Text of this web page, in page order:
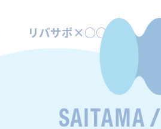
リバサポ×○○